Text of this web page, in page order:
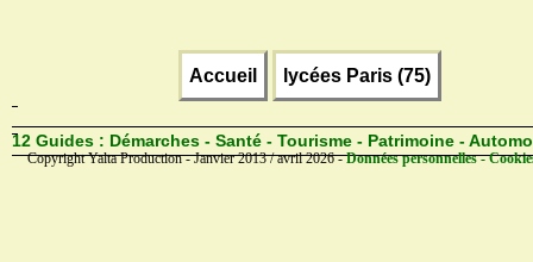
Accueil lycées Paris (75)
12 Guides : Démarches - Santé - Tourisme - Patrimoine -
Copyright Yalta Production - Janvier 2013 / avril 2026 -Données personnelles -